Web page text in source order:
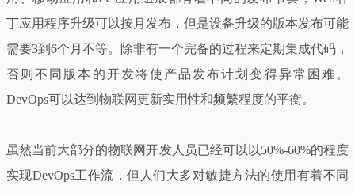
丁应用程序升级可以按月发布，但是设备升级的版本发布可能
需要3到6个月不等。除非有一个完备的过程来定期集成代码，
否则不同版本的开发将使产品发布计划变得异常困难。
DevOps可以达到物联网更新实用性和频繁程度的平衡。
虽然当前大部分的物联网开发人员已经可以以50%-60%的程度
实现DevOps工作流，但人们大多对敏捷方法的使用有着不同